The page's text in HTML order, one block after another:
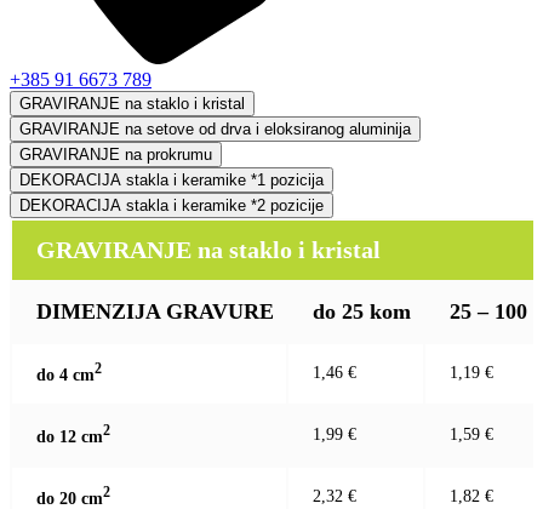
+385 91 6673 789
GRAVIRANJE na staklo i kristal
GRAVIRANJE na setove od drva i eloksiranog aluminija
GRAVIRANJE na prokrumu
DEKORACIJA stakla i keramike *1 pozicija
DEKORACIJA stakla i keramike *2 pozicije
GRAVIRANJE na staklo i kristal
DIMENZIJA GRAVURE do 25 kom 25 – 100
do 4 cm2 1,46 € 1,19 €
do 12 cm2 1,99 € 1,59 €
do 20 cm2 2,32 € 1,82 €